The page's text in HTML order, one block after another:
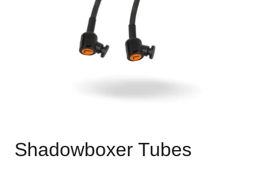
Shadowboxer Tubes